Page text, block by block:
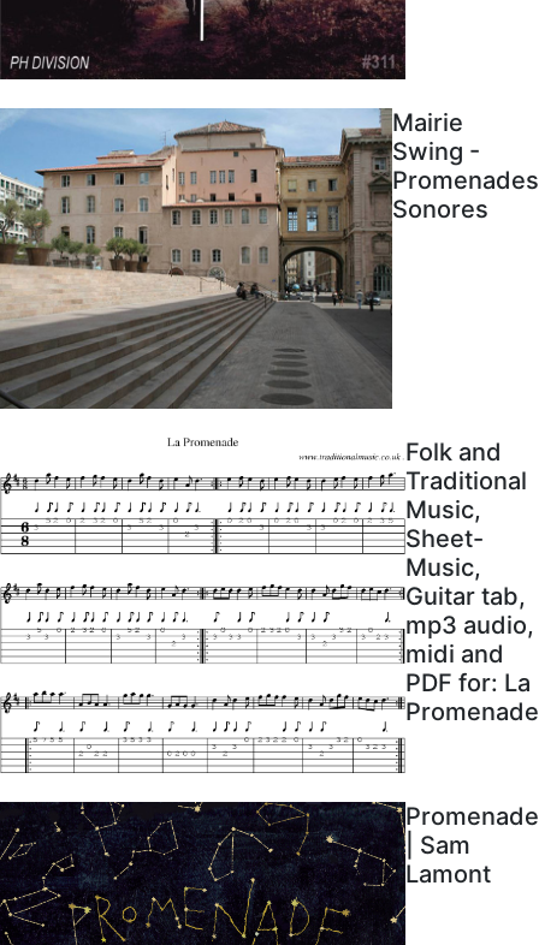
Mairie
Swing -
Promenades
Sonores
Folk and
Traditional
Music,
Sheet-
Music,
Guitar tab,
mp3 audio,
midi and
PDF for: La
Promenade
Promenade
| Sam
Lamont